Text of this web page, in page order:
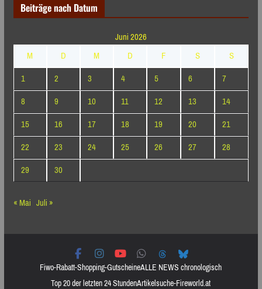
Beiträge nach Datum
Juni 2026
M
D M D F S
S
1
2 3 4 5 6
7
8
9 10 11 12 13
14
15
16 17 18 19 20
21
22
23 24 25 26 27
28
29
30
« Mai Juli »
Fiwo-Rabatt-Shopping-GutscheineALLE NEWS chronologisch
Top 20 der letzten 24 StundenArtikelsuche-Fireworld.at